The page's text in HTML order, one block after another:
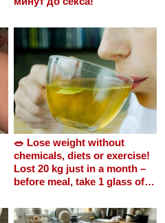
🥗 Lose weight without
chemicals, diets or exercise!
Lost 20 kg just in a month –
before meal, take 1 glass of…